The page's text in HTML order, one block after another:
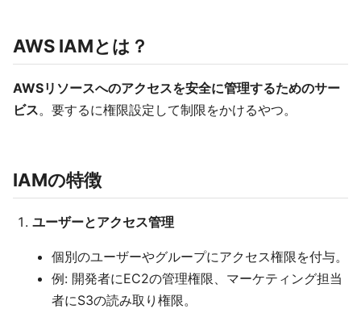
AWS IAMとは？
AWSリソースへのアクセスを安全に管理するためのサー
ビス。要するに権限設定して制限をかけるやつ。
IAMの特徴
ユーザーとアクセス管理
個別のユーザーやグループにアクセス権限を付与。
例: 開発者にEC2の管理権限、マーケティング担当
者にS3の読み取り権限。